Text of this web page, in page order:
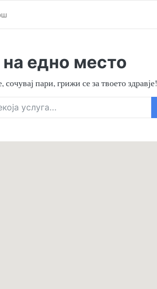
едно место
пари, грижи се за твоето здравје!